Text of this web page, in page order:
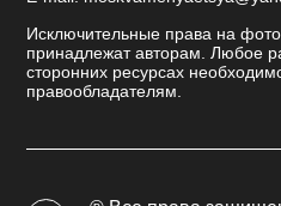
Исключительные права на
принадлежат авторам. Любое
сторонних ресурсах
правообладателям.